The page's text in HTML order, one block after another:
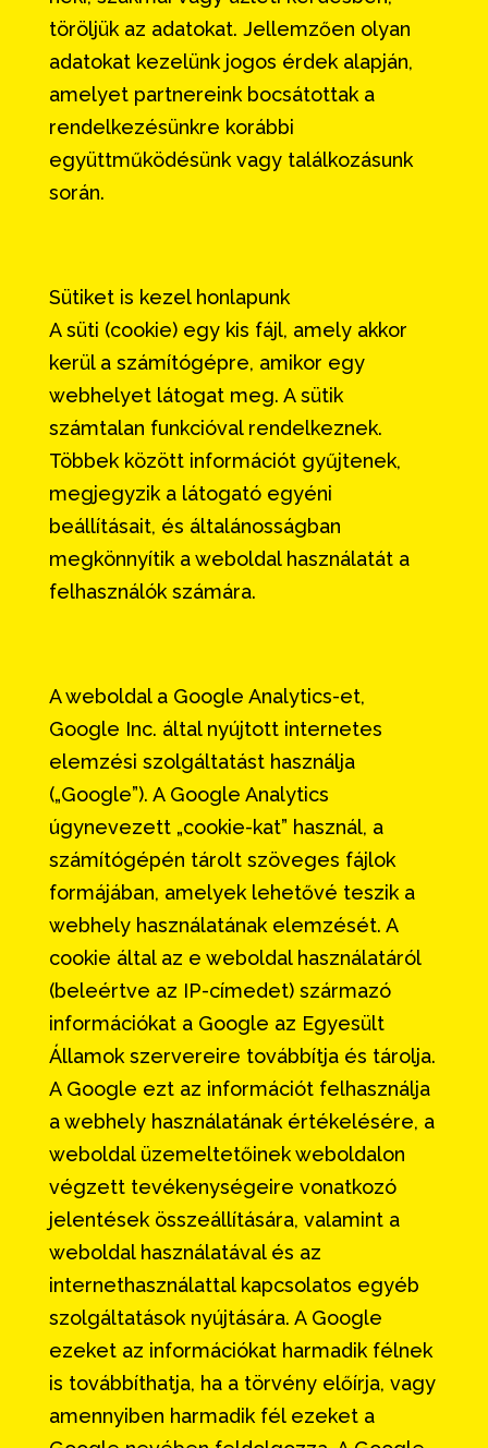
töröljük az adatokat. Jellemzően olyan
adatokat kezelünk jogos érdek alapján,
amelyet partnereink bocsátottak a
rendelkezésünkre korábbi
együttműködésünk vagy találkozásunk
során.
Sütiket is kezel honlapunk
A süti (cookie) egy kis fájl, amely akkor
kerül a számítógépre, amikor egy
webhelyet látogat meg. A sütik
számtalan funkcióval rendelkeznek.
Többek között információt gyűjtenek,
megjegyzik a látogató egyéni
beállításait, és általánosságban
megkönnyítik a weboldal használatát a
felhasználók számára.
A weboldal a Google Analytics-et,
Google Inc. által nyújtott internetes
elemzési szolgáltatást használja
(„Google”). A Google Analytics
úgynevezett „cookie-kat” használ, a
számítógépén tárolt szöveges fájlok
formájában, amelyek lehetővé teszik a
webhely használatának elemzését. A
cookie által az e weboldal használatáról
(beleértve az IP-címedet) származó
információkat a Google az Egyesült
Államok szervereire továbbítja és tárolja.
A Google ezt az információt felhasználja
a webhely használatának értékelésére, a
weboldal üzemeltetőinek weboldalon
végzett tevékenységeire vonatkozó
jelentések összeállítására, valamint a
weboldal használatával és az
internethasználattal kapcsolatos egyéb
szolgáltatások nyújtására. A Google
ezeket az információkat harmadik félnek
is továbbíthatja, ha a törvény előírja, vagy
amennyiben harmadik fél ezeket a